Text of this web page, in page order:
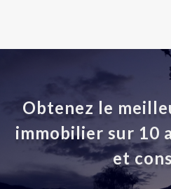
Obtenez le
immobilier sur 10
et